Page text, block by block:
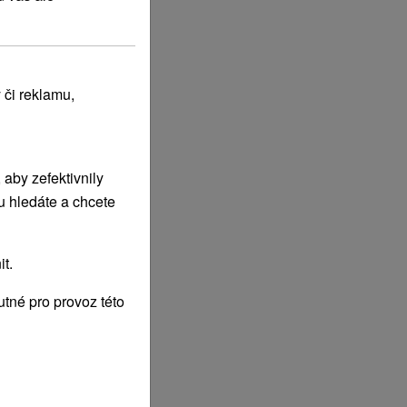
reklamu,
zefektivnily
hledáte a chcete
pro provoz této